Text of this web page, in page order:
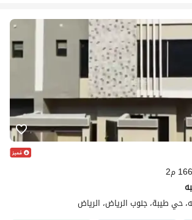
166 م2
حي طيبة، جنوب الرياض، الرياض